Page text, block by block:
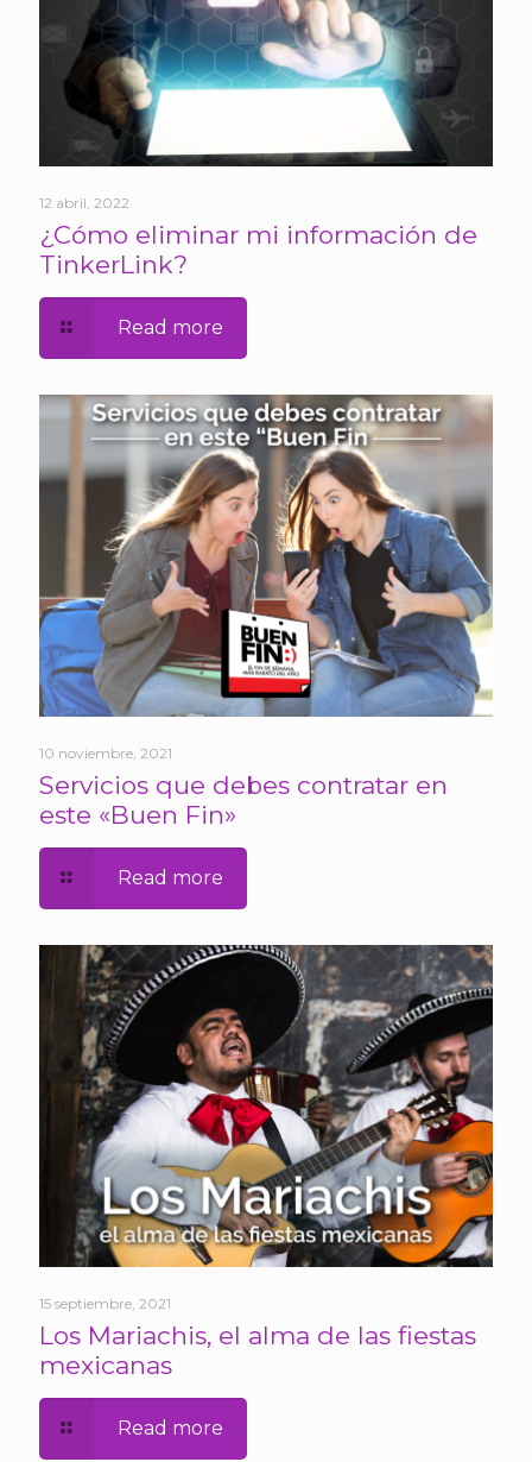
12 abril, 2022
¿Cómo eliminar mi información de
TinkerLink?
Read more
10 noviembre, 2021
Servicios que debes contratar en
este «Buen Fin»
Read more
15 septiembre, 2021
Los Mariachis, el alma de las fiestas
mexicanas
Read more